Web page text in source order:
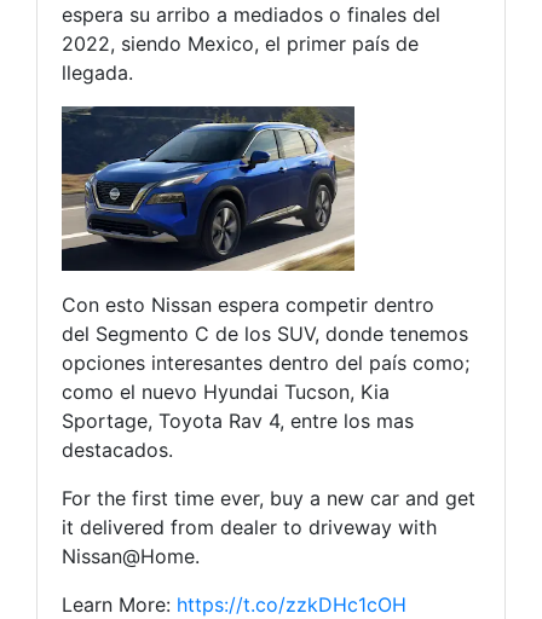
espera su arribo a mediados o finales del
2022, siendo Mexico, el primer país de
llegada.
Con esto Nissan espera competir dentro
del Segmento C de los SUV, donde tenemos
opciones interesantes dentro del país como;
como el nuevo Hyundai Tucson, Kia
Sportage, Toyota Rav 4, entre los mas
destacados.
For the first time ever, buy a new car and get
it delivered from dealer to driveway with
Nissan@Home.
Learn More: https://t.co/zzkDHc1cOH